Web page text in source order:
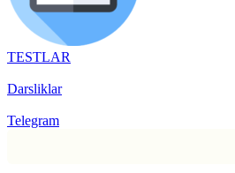
TESTLAR
Darsliklar
Telegram